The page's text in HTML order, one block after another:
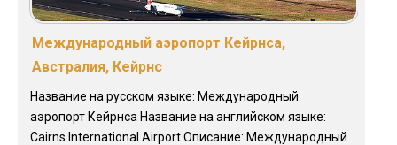
Международный аэропорт Кейрнса,
Австралия, Кейрнс
Название на русском языке: Международный
аэропорт Кейрнса Название на английском языке:
Cairns International Airport Описание: Международный